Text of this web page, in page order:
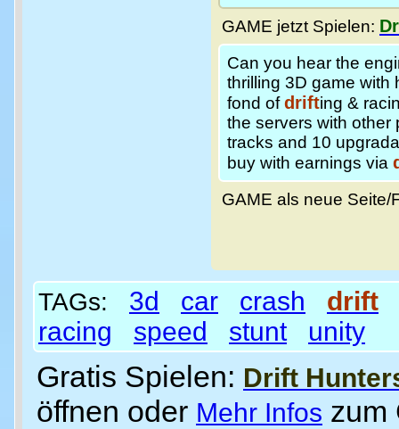
GAME jetzt Spielen:
Can you hear the
thrilling 3D game with
fond ofdrifting &
the servers with other
tracks and 10
buy with earnings via
GAME als neue
TAGs: 3d car crash
drift
racing
speed stunt unity
Gratis Spielen: Drift
öffnen oder Mehr Infos zum